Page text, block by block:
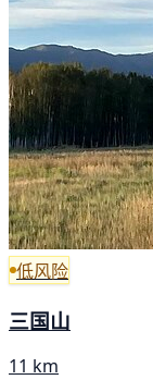
低风险
三国山
11 km